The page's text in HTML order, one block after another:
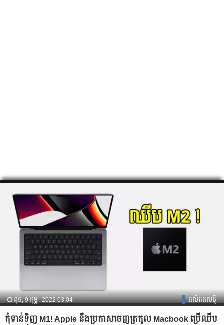
ពុធ, 9 កុម្ភៈ 2022 03:04 ផលិតផលថ្មី
កុំទាន់ទិញ M1! Apple នឹងប្រកាសចេញត្រកូល Macbook ប្រើឈីប